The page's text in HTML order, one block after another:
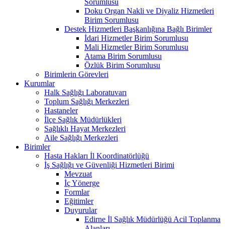
Doku Organ Nakli ve Diyaliz Hizmetleri
Birim Sorumlusu
Destek Hizmetleri Başkanlığına Bağlı Birimler
İdari Hizmetler Birim Sorumlusu
Mali Hizmetler Birim Sorumlusu
Atama Birim Sorumlusu
Özlük Birim Sorumlusu
Birimlerin Görevleri
Kurumlar
Halk Sağlığı Laboratuvarı
Toplum Sağlığı Merkezleri
Hastaneler
İlçe Sağlık Müdürlükleri
Sağlıklı Hayat Merkezleri
Aile Sağlığı Merkezleri
Birimler
Hasta Hakları İl Koordinatörlüğü
İş Sağlığı ve Güvenliği Hizmetleri Birimi
Mevzuat
İç Yönerge
Formlar
Eğitimler
Duyurular
Edirne İl Sağlık Müdürlüğü Acil Toplanma